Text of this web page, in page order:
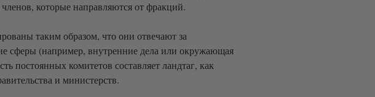
которые направляются от фракций.
таким образом, что они отвечают за
сферы (например, внутренние дела или окружающая
постоянных комитетов составляет ландтаг, как
и министерств.